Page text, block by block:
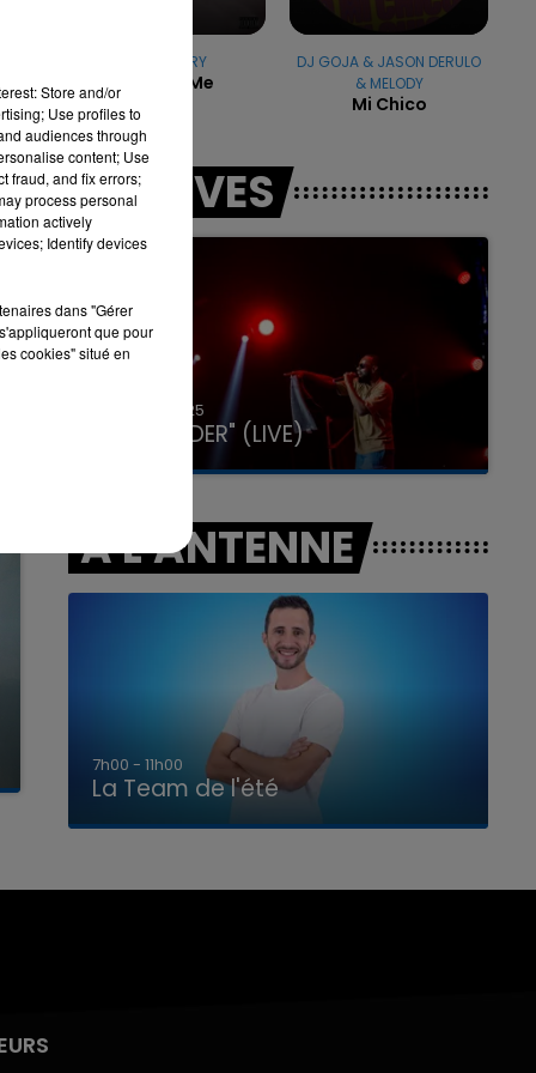
7h00 - 11h00
LA TEAM DE L'ÉTÉ
KATY PERRY
Part Of Me
DJ GOJA & JASON DERULO
& MELODY
Mi Chico
LES LIVES
31 janvier 2025
GIMS "SPIDER" (LIVE)
A L'ANTENNE
7h00 - 11h00
La Team de l'été
Store and/or
Use profiles to
audiences through
content; Use
fraud, and fix errors;
process personal
actively
Identify devices
dans "Gérer
que pour
cookies" situé en